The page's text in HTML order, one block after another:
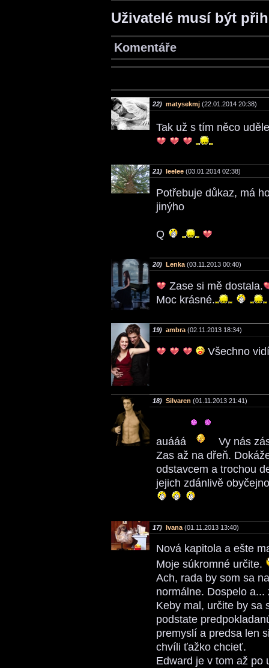
Uživatelé musí být
Komentáře
22) matysekmj (22.01.2014 20:38)
Tak už s tím něco
21) leelee (03.01.2014 02:38)
Potřebuje důkaz, má
jinýho
Q
20) Lenka(03.11.2013 00:40)
Zase si mě dostala.
Moc krásné.
19) ambra (02.11.2013 18:34)
Všechno
18) Silvaren (01.11.2013 21:41)
auááá
Vy nás
Zas až na dřeň.
odstavcem a trochou
jejich zdánlivě
17) Ivana (01.11.2013 13:40)
Nová kapitola a ešte
Moje súkromné určite.
Ach, rada by som sa
normálne. Dospelo
Keby mal, určite by sa
podstate
premyslí a predsa len
chvíli ťažko chcieť.
Edward je v tom až po